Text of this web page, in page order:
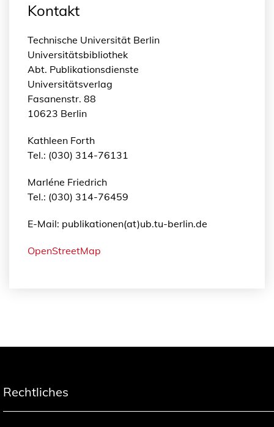
Kontakt
Technische Universität Berlin
Universitätsbibliothek
Abt. Publikationsdienste
Universitätsverlag
Fasanenstr. 88
10623 Berlin
Kathleen Forth
Tel.: (030) 314-76131
Marléne Friedrich
Tel.: (030) 314-76459
E-Mail: publikationen(at)ub.tu-berlin.de
OpenStreetMap
Rechtliches